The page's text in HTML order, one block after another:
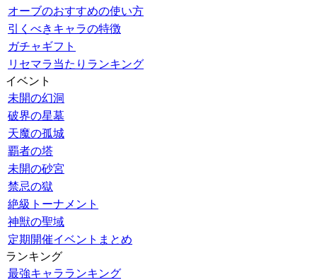
オーブのおすすめの使い方
引くべきキャラの特徴
ガチャギフト
リセマラ当たりランキング
イベント
未開の幻洞
破界の星墓
天魔の孤城
覇者の塔
未開の砂宮
禁忌の獄
絶級トーナメント
神獣の聖域
定期開催イベントまとめ
ランキング
最強キャラランキング